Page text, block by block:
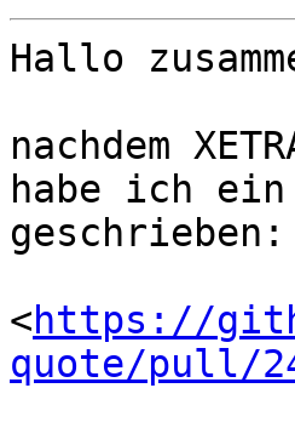
Hallo
nachdem
habe ich ein
geschrieben:
<https://
quote/pull/